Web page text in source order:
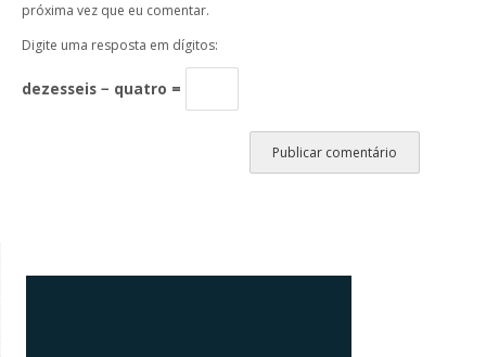
próxima vez que eu comentar.
Digite uma resposta em dígitos:
dezesseis − quatro =